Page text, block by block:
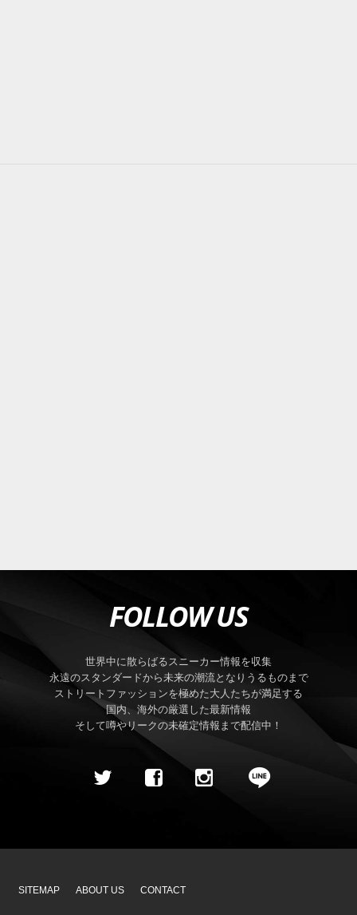
FOLLOW US
世界中に散らばるスニーカー情報を収集
永遠のスタンダードから未来の潮流となりうるものまで
ストリートファッションを極めた大人たちが満足する
国内、海外の厳選した最新情報
そして噂やリークの未確定情報まで配信中！
SITEMAP ABOUT US CONTACT